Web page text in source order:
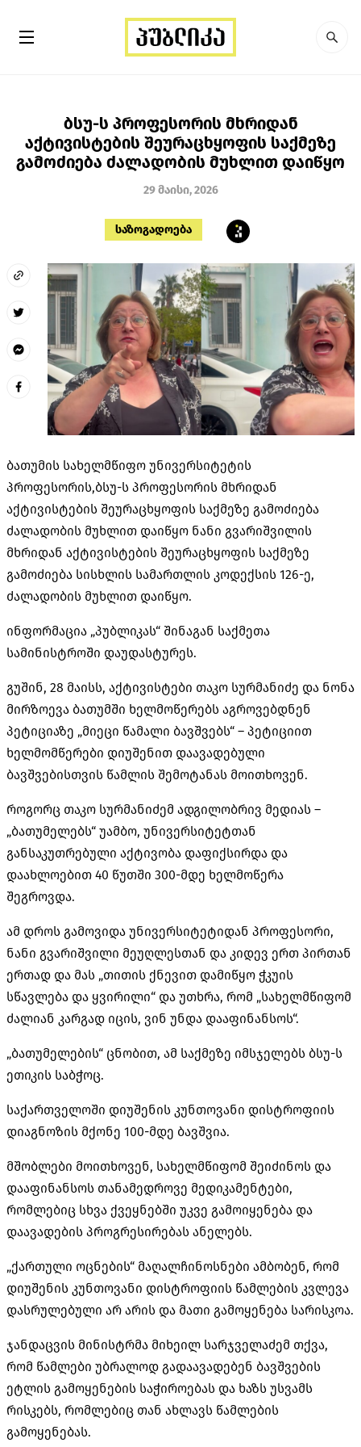
ბსუ-ს პროფესორის მხრიდან
აქტივისტების შეურაცხყოფის საქმეზე
გამოძიება ძალადობის მუხლით დაიწყო
29 მაისი, 2026
საზოგადოება
ბათუმის სახელმწიფო უნივერსიტეტის
პროფესორის,ბსუ-ს პროფესორის მხრიდან
აქტივისტების შეურაცხყოფის საქმეზე გამოძიება
ძალადობის მუხლით დაიწყო ნანი გვარიშვილის
მხრიდან აქტივისტების შეურაცხყოფის საქმეზე
გამოძიება სისხლის სამართლის კოდექსის 126-ე,
ძალადობის მუხლით დაიწყო.
ინფორმაცია „პუბლიკას“ შინაგან საქმეთა
სამინისტროში დაუდასტურეს.
​გუშინ, 28 მაისს, აქტივისტები თაკო სურმანიძე და ნონა
მირზოევა ბათუმში ხელმოწერებს აგროვებდნენ
პეტიციაზე „მიეცი წამალი ბავშვებს“ – პეტიციით
ხელმომწერები დიუშენით დაავადებული
ბავშვებისთვის წამლის შემოტანას მოითხოვენ.
როგორც თაკო სურმანიძემ ადგილობრივ მედიას –
„ბათუმელებს“ უამბო, უნივერსიტეტთან
განსაკუთრებული აქტივობა დაფიქსირდა და
დაახლოებით 40 წუთში 300-მდე ხელმოწერა
შეგროვდა.
ამ დროს გამოვიდა უნივერსიტეტიდან პროფესორი,
ნანი გვარიშვილი მეუღლესთან და კიდევ ერთ პირთან
ერთად და მას „თითის ქნევით დამიწყო ჭკუის
სწავლება და ყვირილი“ და უთხრა, რომ „სახელმწიფომ
ძალიან კარგად იცის, ვინ უნდა დააფინანსოს“.
„ბათუმელების“ ცნობით, ამ საქმეზე იმსჯელებს ბსუ-ს
ეთიკის საბჭოც.
საქართველოში დიუშენის კუნთოვანი დისტროფიის
დიაგნოზის მქონე 100-მდე ბავშვია.
მშობლები მოითხოვენ, სახელმწიფომ შეიძინოს და
დააფინანსოს თანამედროვე მედიკამენტები,
რომლებიც სხვა ქვეყნებში უკვე გამოიყენება და
დაავადების პროგრესირებას ანელებს.
„ქართული ოცნების“ მაღალჩინოსნები ამბობენ, რომ
დიუშენის კუნთოვანი დისტროფიის წამლების კვლევა
დასრულებული არ არის და მათი გამოყენება სარისკოა.
ჯანდაცვის მინისტრმა მიხეილ სარჯველაძემ თქვა,
რომ წამლები უბრალოდ გადაავადებენ ბავშვების
ეტლის გამოყენების საჭიროებას და ხაზს უსვამს
რისკებს, რომლებიც თან ახლავს წამლების
გამოყენებას.